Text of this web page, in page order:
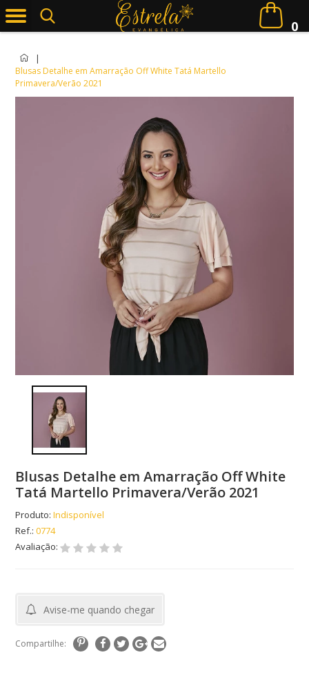
0
|
Blusas Detalhe em Amarração Off White Tatá Martello
Primavera/Verão 2021
Blusas Detalhe em Amarração Off White
Tatá Martello Primavera/Verão 2021
Produto: Indisponível
Ref.:0774
Avaliação:
Avise-me quando chegar
Compartilhe: